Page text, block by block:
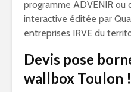
programme ADVENIR ou
interactive éditée par
entreprises IRVE du
Devis pose
wallbox Toulon !